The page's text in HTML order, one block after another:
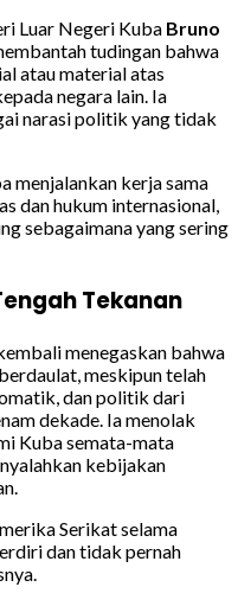
Luar Negeri Kuba Bruno
tudingan bahwa
atau material atas
negara lain. Ia
narasi politik yang tidak
menjalankan kerja sama
dan hukum internasional,
sebagaimana yang sering
Tekanan
menegaskan bahwa
meskipun telah
dan politik dari
dekade. Ia menolak
Kuba semata-mata
kebijakan
Serikat selama
dan tidak pernah